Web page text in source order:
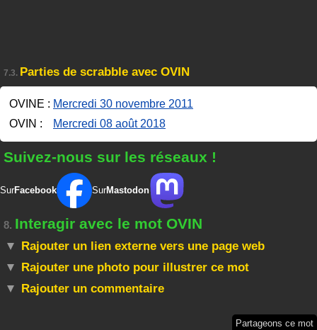
7.3. Parties de scrabble avec OVIN
OVINE : Mercredi 30 novembre 2011
OVIN :
Mercredi 08 août 2018
Suivez-nous sur les réseaux !
SurFacebook SurMastodon
8. Interagir avec le mot OVIN
Rajouter un lien externe vers une page web
Rajouter une photo pour illustrer ce mot
Rajouter un commentaire
Partageons ce mot